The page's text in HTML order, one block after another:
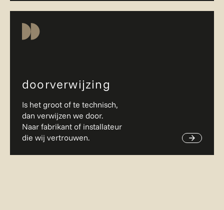
doorverwijzing
Is het groot of te technisch,
dan verwijzen we door.
Naar fabrikant of installateur
die wij vertrouwen.